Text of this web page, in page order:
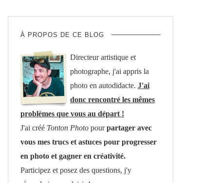
À PROPOS DE CE BLOG
Directeur artistique et
photographe, j'ai appris la
photo en autodidacte. J'ai
donc rencontré les mêmes
problèmes que vous au départ !
J'ai créé Tonton Photo pourpartager avec
vous mes trucs et astuces pour progresser
en photo et gagner en créativité.
Participez et posez des questions, j'y